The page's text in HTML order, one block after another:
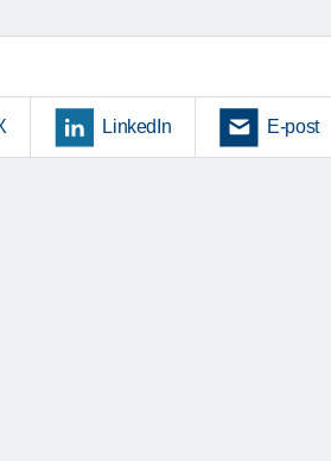
LinkedIn E-post